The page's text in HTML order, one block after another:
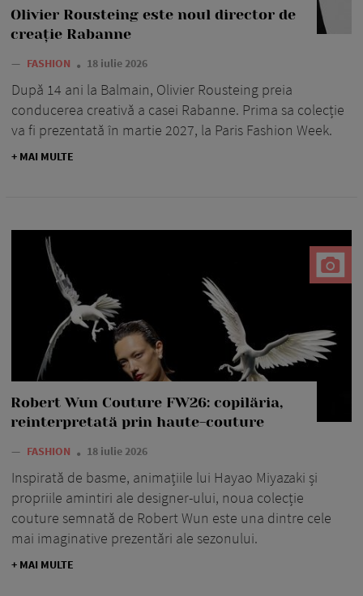
Olivier Rousteing este noul director de
creație Rabanne
— FASHION 18 iulie 2026
După 14 ani la Balmain, Olivier Rousteing preia
conducerea creativă a casei Rabanne. Prima sa colecție
va fi prezentată în martie 2027, la Paris Fashion Week.
+ MAI MULTE
Robert Wun Couture FW26: copilăria,
reinterpretată prin haute-couture
— FASHION 18 iulie 2026
Inspirată de basme, animațiile lui Hayao Miyazaki și
propriile amintiri ale designer-ului, noua colecție
couture semnată de Robert Wun este una dintre cele
mai imaginative prezentări ale sezonului.
+ MAI MULTE